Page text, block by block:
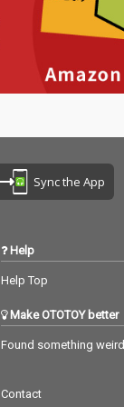
Sync the App
Help
Help Top
Make OTOTOY better
Found something
Contact